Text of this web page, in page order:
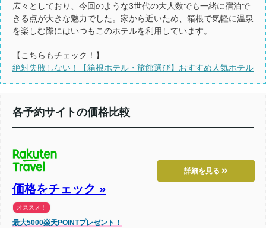
広々としており、今回のような3世代の大人数でも一緒に宿泊で
きる点が大きな魅力でした。家から近いため、箱根で気軽に温泉
を楽しむ際にはいつもこのホテルを利用しています。
【こちらもチェック！】
絶対失敗しない！【箱根ホテル・旅館選び】おすすめ人気ホテル
各予約サイトの価格比較
詳細を見る
価格をチェック »
オススメ！
最大5000楽天POINTプレゼント！